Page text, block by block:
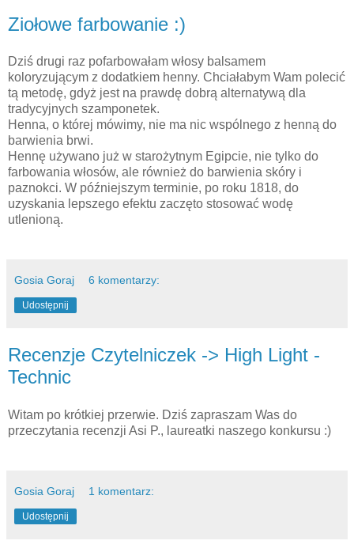
Ziołowe farbowanie :)
Dziś drugi raz pofarbowałam włosy balsamem
koloryzującym z dodatkiem henny. Chciałabym Wam polecić
tą metodę, gdyż jest na prawdę dobrą alternatywą dla
tradycyjnych szamponetek.
Henna, o której mówimy, nie ma nic wspólnego z henną do
barwienia brwi.
Hennę używano już w starożytnym Egipcie, nie tylko do
farbowania włosów, ale również do barwienia skóry i
paznokci. W późniejszym terminie, po roku 1818, do
uzyskania lepszego efektu zaczęto stosować wodę
utlenioną.
Gosia Goraj 6 komentarzy:
Udostępnij
Recenzje Czytelniczek -> High Light -
Technic
Witam po krótkiej przerwie. Dziś zapraszam Was do
przeczytania recenzji Asi P., laureatki naszego konkursu :)
Gosia Goraj 1 komentarz:
Udostępnij